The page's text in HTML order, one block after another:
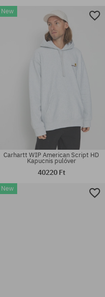
Elérhető méretek:
Elérhető méretek:
New
Carhartt WIP American Script HD
Kapucnis pulóver
40220 Ft
New